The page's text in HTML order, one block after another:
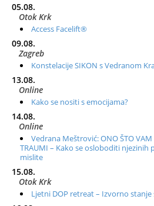
05.08.
Otok Krk
Access Facelift®
09.08.
Zagreb
Konstelacije SIKON s Vedranom
13.08.
Online
Kako se nositi s emocijama?
14.08.
Online
Vedrana Meštrović: ONO ŠTO VAM
TRAUMI – Kako se osloboditi njezinih
mislite
15.08.
Otok Krk
Ljetni DOP retreat – Izvorno stanje